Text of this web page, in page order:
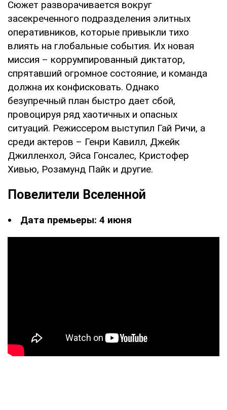
Сюжет разворачивается вокруг
засекреченного подразделения элитных
оперативников, которые привыкли тихо
влиять на глобальные события. Их новая
миссия – коррумпированный диктатор,
спрятавший огромное состояние, и команда
должна их конфисковать. Однако
безупречный план быстро дает сбой,
провоцируя ряд хаотичных и опасных
ситуаций. Режиссером выступил Гай Ричи, а
среди актеров – Генри Кавилл, Джейк
Джилленхол, Эйса Гонсалес, Кристофер
Хивью, Розамунд Пайк и другие.
Повелители Вселенной
Дата премьеры: 4 июня